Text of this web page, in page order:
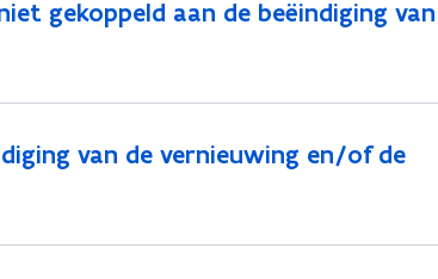
gekoppeld aan de beëindiging
van de vernieuwing en/of de